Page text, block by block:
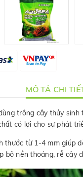
MÔ TẢ CHI
trồng cây thủy
có lợi cho sự phát
thước từ 1-4 mm giúp
bộ nền thoáng, rễ cây